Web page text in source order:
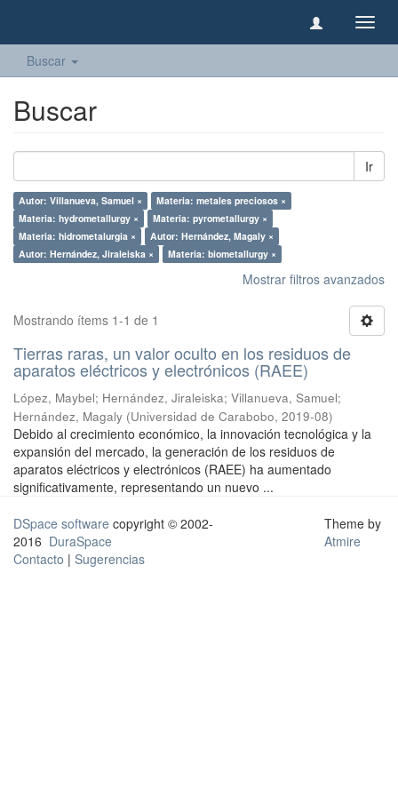
Buscar
Buscar
Ir
Autor: Villanueva, Samuel ×
Materia: metales preciosos ×
Materia: hydrometallurgy ×
Materia: pyrometallurgy ×
Materia: hidrometalurgia ×
Autor: Hernández, Magaly ×
Autor: Hernández, Jiraleiska ×
Materia: biometallurgy ×
Mostrar filtros avanzados
Mostrando ítems 1-1 de 1
Tierras raras, un valor oculto en los residuos de
aparatos eléctricos y electrónicos (RAEE)
López, Maybel; Hernández, Jiraleiska; Villanueva, Samuel;
Hernández, Magaly (Universidad de Carabobo, 2019-08)
Debido al crecimiento económico, la innovación tecnológica y la
expansión del mercado, la generación de los residuos de
aparatos eléctricos y electrónicos (RAEE) ha aumentado
significativamente, representando un nuevo ...
DSpace software copyright © 2002-
2016 DuraSpace
Contacto | Sugerencias
Theme by
Atmire